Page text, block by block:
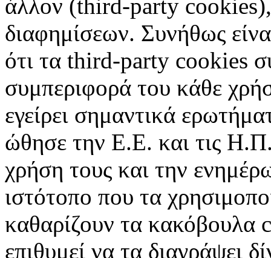
άλλον (third-party
διαφημίσεων. Συνήθως
ότι τα third-party cookies
συμπεριφορά του κάθε
εγείρει σημαντικά
ώθησε την Ε.Ε. και τις
χρήση τους και την
ιστότοπο που τα
καθαρίζουν τα κακόβουλα
επιθυμεί να τα διαγράψει